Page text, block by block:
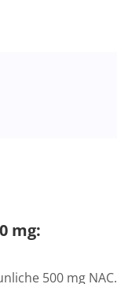
mg:
500 mg NAC.